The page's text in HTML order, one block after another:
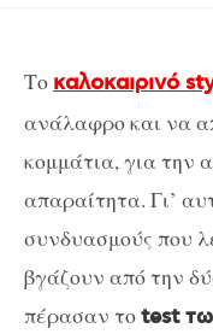
Το καλοκαιρινό
ανάλαφρο και να
κομμάτια, για την
απαραίτητα. Γι’
συνδυασμούς που
βγάζουν από την
πέρασαν τοtest